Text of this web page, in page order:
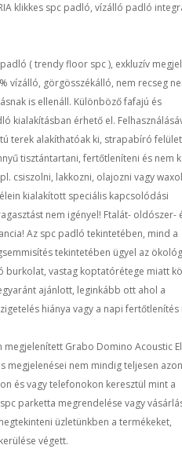
klikkes spc padló, vízálló padló
( trendy floor spc ), exkluzív
vízálló, görgösszékálló, nem recseg
is ellenáll. Különböző fafajú és
kialakításban érhető el.
terek alakíthatóak ki, strapabíró
tisztántartani, fertőtleníteni és nem
csiszolni, lakkozni, olajozni vagy
kialakított speciális kapcsolódási
nem igényel! Ftalát- oldószer-
Az spc padló tekintetében, mind a
tekintetében ügyel az
burkolat, vastag koptatórétege miatt
ajánlott, leginkább ott ahol a
hiánya vagy a napi
megjelenített Grabo Domino Acoustic
megjelenései nem mindig teljesen
és vagy telefonokon keresztül mint a
parketta megrendelése vagy
üzletünkben a termékeket,
végett.